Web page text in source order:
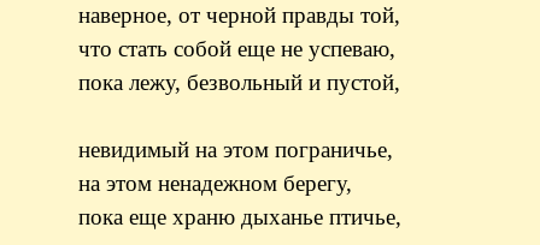
наверное, от черной правды той,
что стать собой еще не успеваю,
пока лежу, безвольный и пустой,
невидимый на этом пограничье,
на этом ненадежном берегу,
пока еще храню дыханье птичье,